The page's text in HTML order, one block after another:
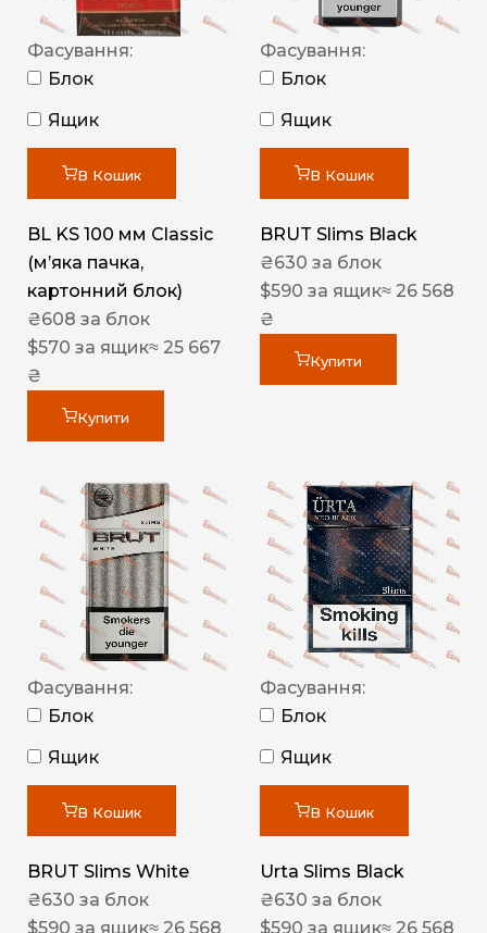
Фасування:
Блок
Ящик
В Кошик
BL KS 100 мм Classic
(м’яка пачка,
картонний блок)
₴608 за блок
$570 за ящик≈ 25 667
₴
Купити
Фасування:
Блок
Ящик
В Кошик
BRUT Slims Black
₴630 за блок
$590 за ящик≈ 26 568
₴
Купити
Фасування:
Блок
Ящик
В Кошик
BRUT Slims White
₴630 за блок
$590 за ящик≈ 26 568
Фасування:
Блок
Ящик
В Кошик
Urta Slims Black
₴630 за блок
$590 за ящик≈ 26 568